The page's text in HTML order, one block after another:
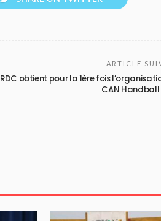
ARTICLE
obtient pour la 1ère fois
CAN